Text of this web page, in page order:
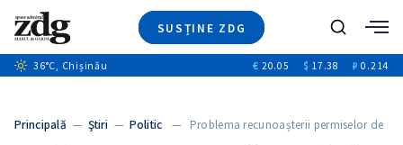
SUSȚINE ZDG
Ştiri
+9
Video
Caută
36°C, Chișinău € 20.05 $ 17.38 ₽ 0.214
Principală — Ştiri — Politic — Problema recunoașterii permiselor de